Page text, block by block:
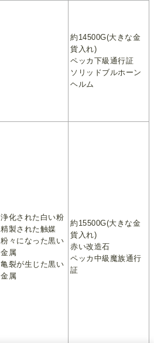
約14500G(大きな金
貨入れ)
ペッカ下級通行証
ソリッドブルホーン
ヘルム
浄化された白い粉
精製された触媒
粉々になった黒い
金属
亀裂が生じた黒い
金属
約15500G(大きな金
貨入れ)
赤い改造石
ペッカ中級魔族通行
証